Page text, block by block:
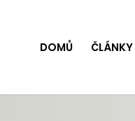
DOMŮ ČLÁNKY